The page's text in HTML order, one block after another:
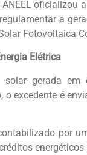
oficializou
a
Fotovoltaica
Elétrica
solar gerada em
o excedente é
por